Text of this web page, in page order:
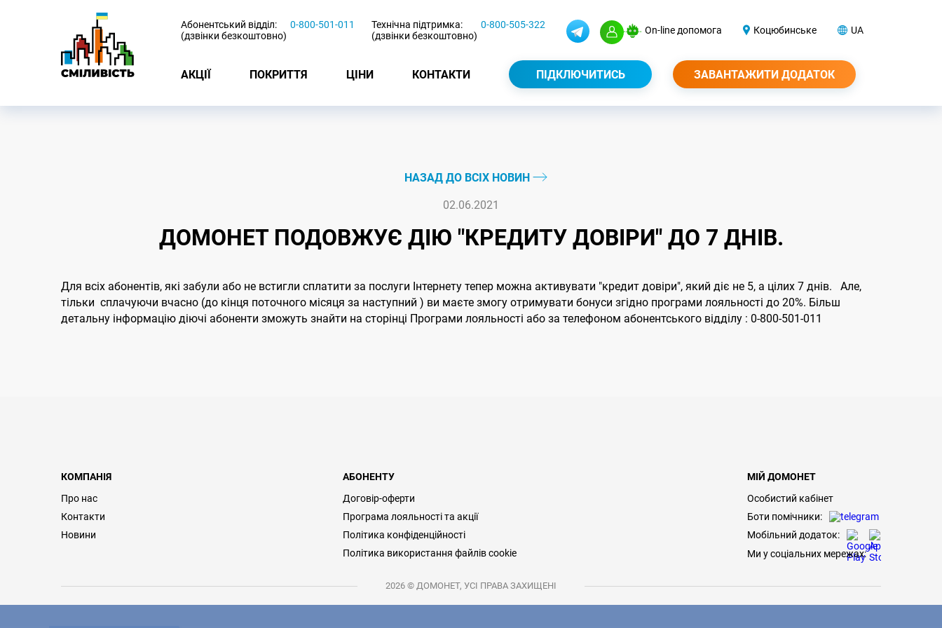
Абонентський відділ:
(дзвінки безкоштовно)
0-800-501-011
Технічна підтримка:
(дзвінки безкоштовно)
0-800-505-322 On-line допомога Коцюбинське UA
АКЦІЇ ПОКРИТТЯ ЦІНИ КОНТАКТИ ПІДКЛЮЧИТИСЬ ЗАВАНТАЖИТИ ДОДАТОК
НАЗАД ДО ВСІХ НОВИН
02.06.2021
ДОМОНЕТ ПОДОВЖУЄ ДІЮ "КРЕДИТУ ДОВІРИ" ДО 7 ДНІВ.
Для всіх абонентів, які забули або не встигли сплатити за послуги Інтернету тепер можна активувати "кредит довіри", який діє не 5, а цілих 7 днів. Але,
тільки сплачуючи вчасно (до кінця поточного місяця за наступний ) ви маєте змогу отримувати бонуси згідно програми лояльності до 20%. Більш
детальну інформацію діючі абоненти зможуть знайти на сторінці Програми лояльності або за телефоном абонентського відділу : 0-800-501-011
КОМПАНІЯ
Про нас
Контакти
Новини
АБОНЕНТУ
Договір-оферти
Програма лояльності та акції
Політика конфіденційності
Політика використання файлів cookie
МІЙ ДОМОНЕТ
Особистий кабінет
Боти помічники:
Мобільний додаток:
Ми у соціальних мережах:
2026 © ДОМОНЕТ, УСІ ПРАВА ЗАХИЩЕНІ